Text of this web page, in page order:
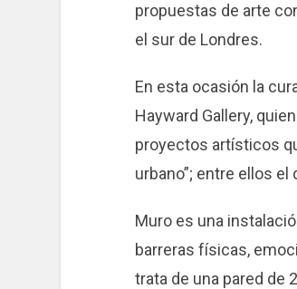
propuestas de arte
el sur de Londres.
En esta ocasión la
Hayward Gallery,
proyectos artísticos
urbano”; entre ellos el
Muro es una
barreras físicas,
trata de una pared de